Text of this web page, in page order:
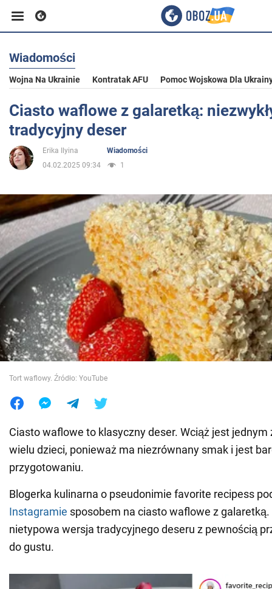
Biznes
Sport
Rozrywka
Polityka
Społeczeństwo
Wojna na Ukrainie
Świat
Jedzenie
Wiadomości
Wojna Na Ukrainie Kontratak AFU Pomoc Wojskowa Dla
Ciasto waflowe z galaretką:
tradycyjny deser
Erika Ilyina
Wiadomości
04.02.2025 09:34
1
Tort waflowy. Źródło: YouTube
Ciasto waflowe to klasyczny deser. Wciąż jest jednym
wielu dzieci, ponieważ ma niezrównany smak i jest
przygotowaniu.
Blogerka kulinarna o pseudonimie favorite recipess
Instagramie sposobem na ciasto waflowe z
nietypowa wersja tradycyjnego deseru z pewnością
do gustu.